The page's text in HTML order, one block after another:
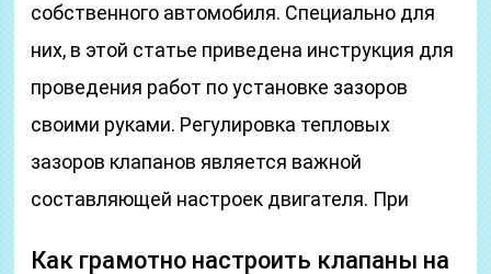
собственного автомобиля. Специально для
них, в этой статье приведена инструкция для
проведения работ по установке зазоров
своими руками. Регулировка тепловых
зазоров клапанов является важной
составляющей настроек двигателя. При
Как грамотно настроить клапаны на